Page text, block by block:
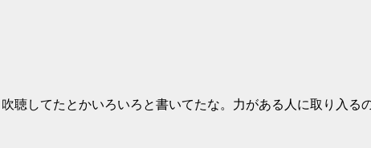
聴してたとかいろいろと書いてたな。力がある人に取り入る